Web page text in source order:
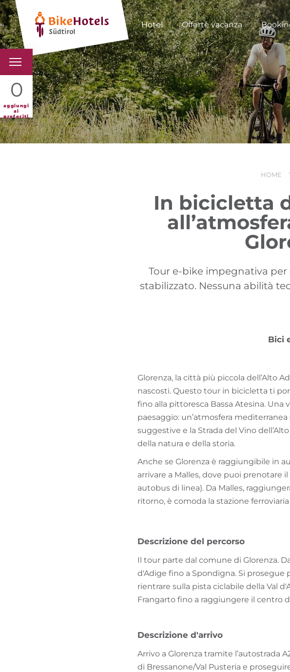
Hotel Offerte vacanza
0
aggiungi
ai
preferiti
BIKEHOTELS
HOTELS & PACCHETTI
TOUR & TERRITORI
HOME
In bicicletta
Tour e-bike impegnativa
stabilizzato. Nessuna abilità
Bici
Glorenza, la città più piccola dell’Alto
nascosti. Questo tour in bicicletta ti
fino alla pittoresca Bassa Atesina.
paesaggio: un’atmosfera
suggestive e la Strada del Vino
della natura e della storia.
Anche se Glorenza è raggiungibile in
arrivare a Malles, dove puoi prenotare
autobus di linea). Da Malles,
ritorno, è comoda la stazione
Descrizione del percorso
Il tour parte dal comune di Glorenza.
d'Adige fino a Spondigna. Si prosegue
rientrare sulla pista ciclabile della Val
Frangarto fino a raggiungere il centro
Descrizione d'arrivo
Arrivo a Glorenza tramite l’autostrada
di Bressanone/Val Pusteria e